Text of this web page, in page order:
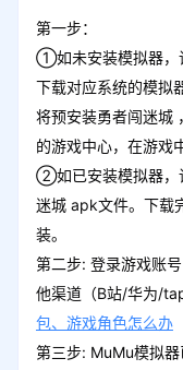
第一步：
①如未安装模拟器，
下载对应系统的模拟
将预安装勇者闯迷城
的游戏中心，在游戏
②如已安装模拟器，
迷城 apk文件。下载
装。
第二步: 登录游戏账
他渠道（B站/华为/
包、游戏角色怎么办
第三步: MuMu模拟